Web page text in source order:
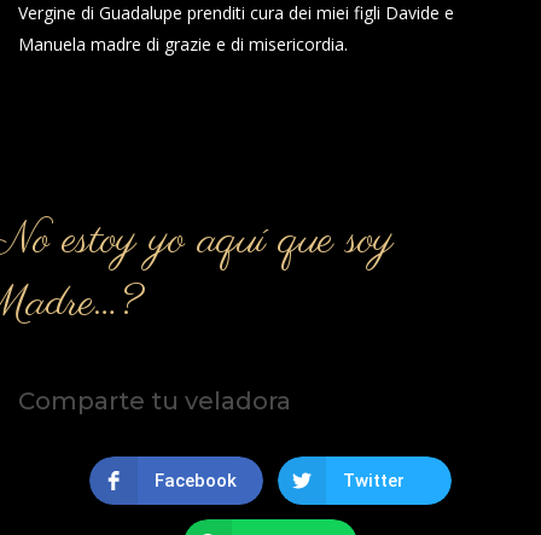
Vergine di Guadalupe prenditi cura dei miei figli Davide e
Manuela madre di grazie e di misericordia.
estoy yo aquí que soy
Comparte tu veladora
Facebook Twitter